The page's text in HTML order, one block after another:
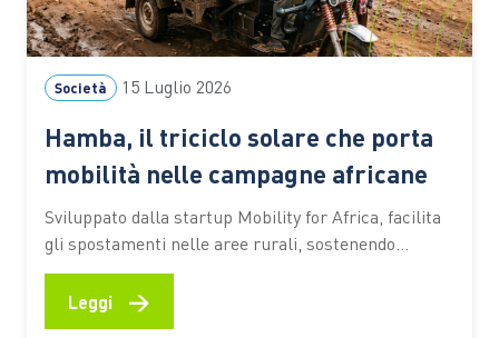
Società 15 Luglio 2026
Hamba, il triciclo solare che porta
mobilità nelle campagne africane
Sviluppato dalla startup Mobility for Africa, facilita
gli spostamenti nelle aree rurali, sostenendo
agricoltura, imprenditoria locale, inclusione
femminile e riduzione delle emissioni In molte aree
Leggi →